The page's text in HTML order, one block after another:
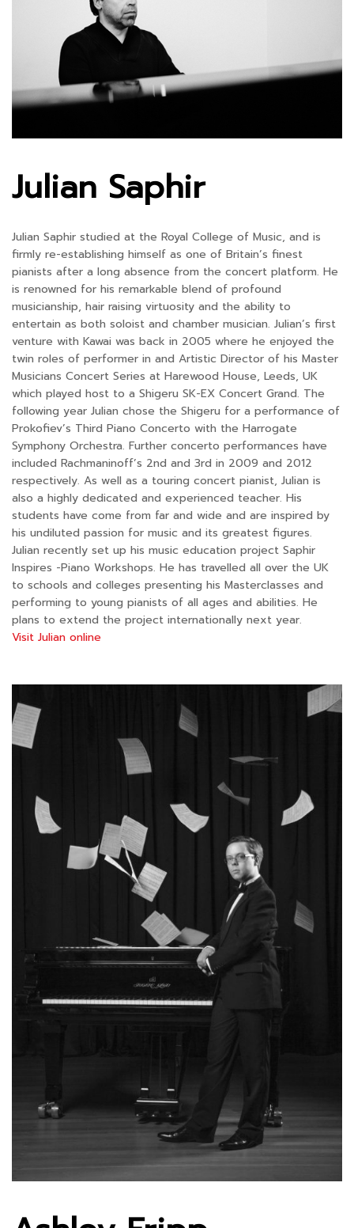
Julian Saphir
Julian Saphir studied at the Royal College of Music, and is
firmly re-establishing himself as one of Britain’s finest
pianists after a long absence from the concert platform. He
is renowned for his remarkable blend of profound
musicianship, hair raising virtuosity and the ability to
entertain as both soloist and chamber musician. Julian’s first
venture with Kawai was back in 2005 where he enjoyed the
twin roles of performer in and Artistic Director of his Master
Musicians Concert Series at Harewood House, Leeds, UK
which played host to a Shigeru SK-EX Concert Grand. The
following year Julian chose the Shigeru for a performance of
Prokofiev’s Third Piano Concerto with the Harrogate
Symphony Orchestra. Further concerto performances have
included Rachmaninoff’s 2nd and 3rd in 2009 and 2012
respectively. As well as a touring concert pianist, Julian is
also a highly dedicated and experienced teacher. His
students have come from far and wide and are inspired by
his undiluted passion for music and its greatest figures.
Julian recently set up his music education project Saphir
Inspires -Piano Workshops. He has travelled all over the UK
to schools and colleges presenting his Masterclasses and
performing to young pianists of all ages and abilities. He
plans to extend the project internationally next year.
Visit Julian online